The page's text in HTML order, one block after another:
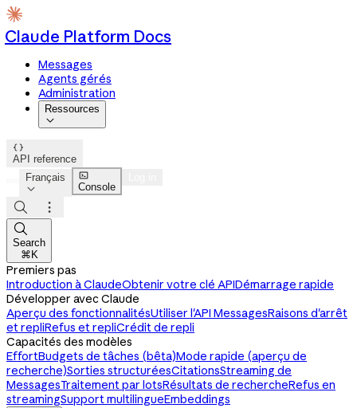
Claude Platform Docs
Messages
Agents gérés
Administration
Ressources


API reference
Français


Console



Search
⌘K
Premiers pas
Introduction à ClaudeObtenir votre clé APIDémarrage rapide
Développer avec Claude
Aperçu des fonctionnalitésUtiliser l'API MessagesRaisons d'arrêt
et repliRefus et repliCrédit de repli
Capacités des modèles
EffortBudgets de tâches (bêta)Mode rapide (aperçu de
recherche)Sorties structuréesCitationsStreaming de
MessagesTraitement par lotsRésultats de rechercheRefus en
streamingSupport multilingueEmbeddings